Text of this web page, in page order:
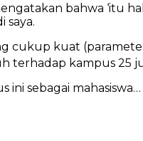
bahwa ‘itu
saya.
kuat
terhadap kampus 25
sebagai